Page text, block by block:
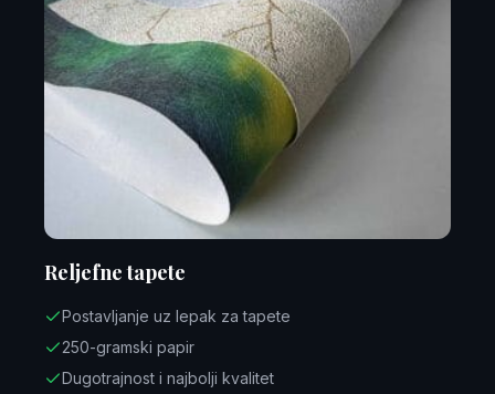
Reljefne tapete
Postavljanje uz lepak za tapete
250-gramski papir
Dugotrajnost i najbolji kvalitet